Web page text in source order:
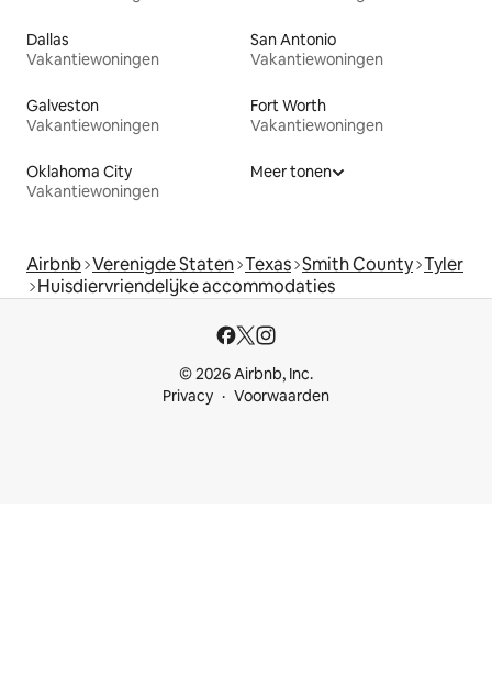
Dallas
Vakantiewoningen
San Antonio
Vakantiewoningen
Galveston
Vakantiewoningen
Fort Worth
Vakantiewoningen
Oklahoma City
Vakantiewoningen
Meer tonen
Airbnb Verenigde Staten Texas Smith County Tyler
Huisdiervriendelijke accommodaties
© 2026 Airbnb, Inc.
Privacy
Voorwaarden